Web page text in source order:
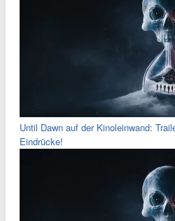
Until Dawn auf der Kinoleinwand:
Eindrücke!